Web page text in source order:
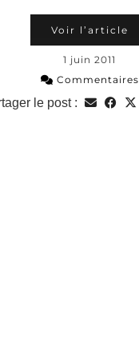
Voir l’article
1 juin 2011
Commentaires
le post :